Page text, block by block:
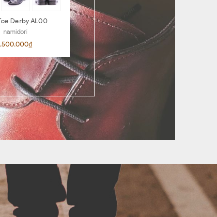
Derby AL00
namidori
Penny Loafer AR06
namidori
4.500.000₫